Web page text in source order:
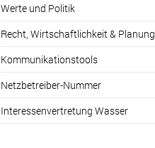
Werte und Politik
Recht, Wirtschaftlichkeit & Planung
Kommunikationstools
Netzbetreiber-Nummer
Interessenvertretung Wasser